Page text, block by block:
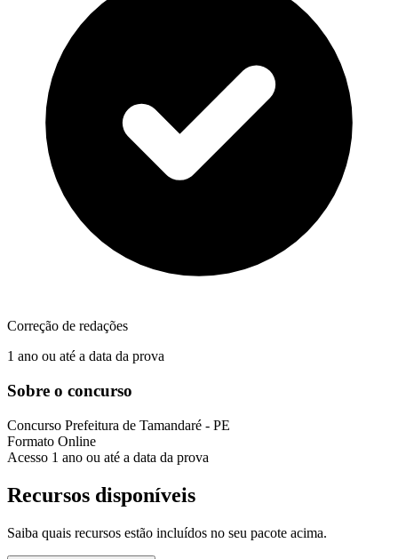
Correção de redações
1 ano ou até a data da prova
Sobre o concurso
Concurso Prefeitura de Tamandaré - PE
Formato Online
Acesso 1 ano ou até a data da prova
Recursos disponíveis
Saiba quais recursos estão incluídos no seu pacote acima.